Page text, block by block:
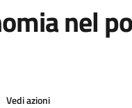
nel
Vedi azioni